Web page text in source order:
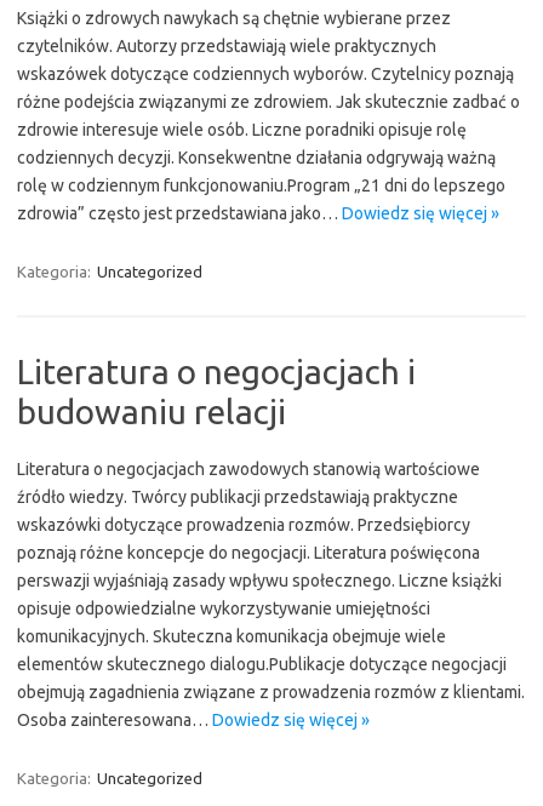
Książki o zdrowych nawykach są chętnie wybierane przez
czytelników. Autorzy przedstawiają wiele praktycznych
wskazówek dotyczące codziennych wyborów. Czytelnicy poznają
różne podejścia związanymi ze zdrowiem. Jak skutecznie zadbać o
zdrowie interesuje wiele osób. Liczne poradniki opisuje rolę
codziennych decyzji. Konsekwentne działania odgrywają ważną
rolę w codziennym funkcjonowaniu.Program „21 dni do lepszego
zdrowia” często jest przedstawiana jako… Dowiedz się więcej »
Kategoria: Uncategorized
Literatura o negocjacjach i
budowaniu relacji
Literatura o negocjacjach zawodowych stanowią wartościowe
źródło wiedzy. Twórcy publikacji przedstawiają praktyczne
wskazówki dotyczące prowadzenia rozmów. Przedsiębiorcy
poznają różne koncepcje do negocjacji. Literatura poświęcona
perswazji wyjaśniają zasady wpływu społecznego. Liczne książki
opisuje odpowiedzialne wykorzystywanie umiejętności
komunikacyjnych. Skuteczna komunikacja obejmuje wiele
elementów skutecznego dialogu.Publikacje dotyczące negocjacji
obejmują zagadnienia związane z prowadzenia rozmów z klientami.
Osoba zainteresowana… Dowiedz się więcej »
Kategoria: Uncategorized